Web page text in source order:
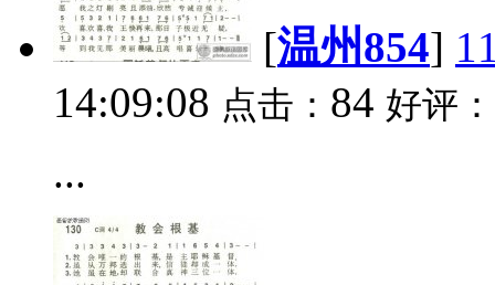
[温州854]
14:09:08 点击： 84 好评：
...